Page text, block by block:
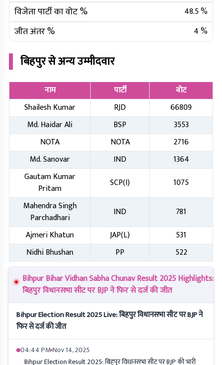
विजेता पार्टी का वोट % 48.5%
जीत अंतर % 4%
बिहपुरसे अन्य उम्मीदवार
नाम पार्टी
वोट
Shailesh Kumar
RJD
66809
Md. Haidar Ali
BSP
3553
NOTA
NOTA
2716
Md. Sanovar
IND
1364
Gautam Kumar
Pritam
SCP(I)
1075
Mahendra Singh
Parchadhari
IND
781
Ajmeri Khatun
JAP(L)
531
Nidhi Bhushan
PP
522
Bihpur Bihar Vidhan Sabha Chunav Result 2025 Highlights:
बिहपुर विधानसभा सीट पर BJP ने फिर से दर्ज की जीत
Bihpur Election Result 2025 Live: बिहपुर विधानसभा सीट पर BJP ने
फिर से दर्ज की जीत
04:44 PMNov 14, 2025
Bihpur Election Result 2025: बिहपुर विधानसभा सीट पर BJP की भारी